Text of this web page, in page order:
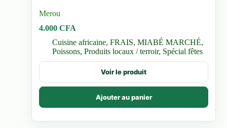
Merou
4.000CFA
Cuisine africaine,FRAIS,MIABÉ MARCHÉ,
Poissons,Produits locaux / terroir, Spécial fêtes
Voir le produit
Ajouter au panier